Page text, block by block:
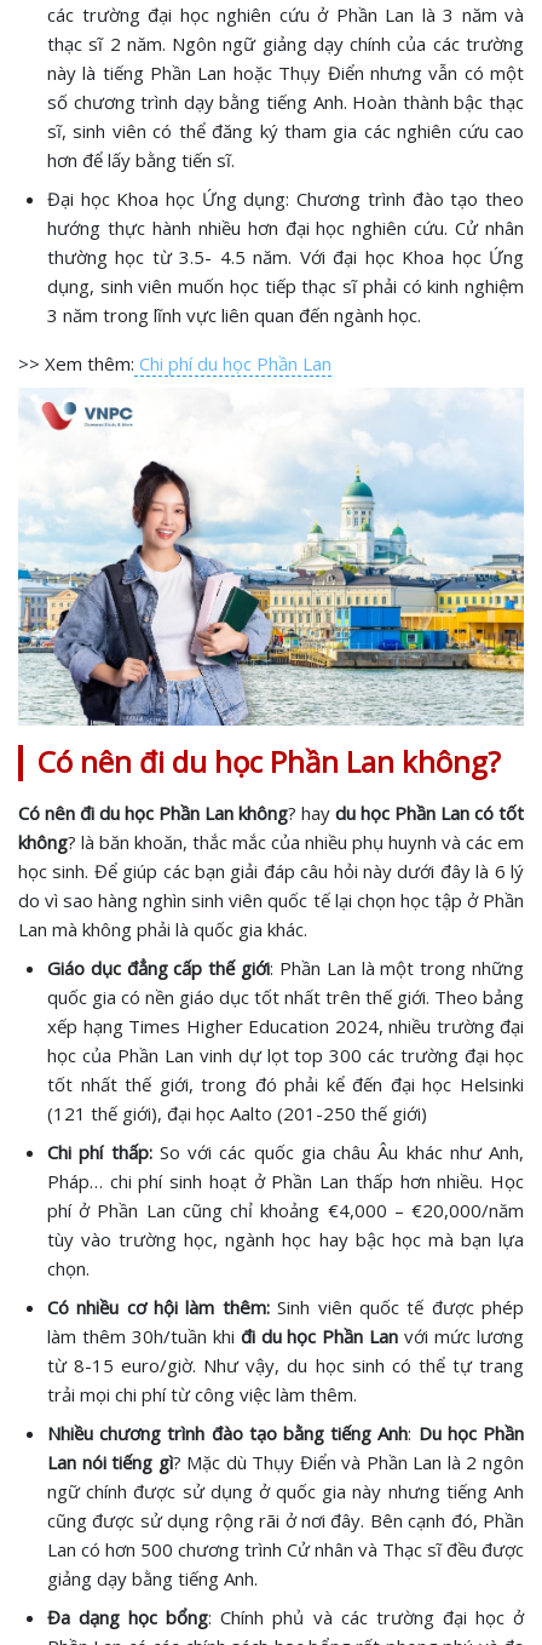
các trường đại học nghiên cứu ở Phần Lan là 3 năm và
thạc sĩ 2 năm. Ngôn ngữ giảng dạy chính của các trường
này là tiếng Phần Lan hoặc Thụy Điển nhưng vẫn có một
số chương trình dạy bằng tiếng Anh. Hoàn thành bậc thạc
sĩ, sinh viên có thể đăng ký tham gia các nghiên cứu cao
hơn để lấy bằng tiến sĩ.
Đại học Khoa học Ứng dụng: Chương trình đào tạo theo
hướng thực hành nhiều hơn đại học nghiên cứu. Cử nhân
thường học từ 3.5- 4.5 năm. Với đại học Khoa học Ứng
dụng, sinh viên muốn học tiếp thạc sĩ phải có kinh nghiệm
3 năm trong lĩnh vực liên quan đến ngành học.
>> Xem thêm: Chi phí du học Phần Lan
Có nên đi du học Phần Lan không?
Có nên đi du học Phần Lan không? hay du học Phần Lan có tốt
không? là băn khoăn, thắc mắc của nhiều phụ huynh và các em
học sinh. Để giúp các bạn giải đáp câu hỏi này dưới đây là 6 lý
do vì sao hàng nghìn sinh viên quốc tế lại chọn học tập ở Phần
Lan mà không phải là quốc gia khác.
Giáo dục đẳng cấp thế giới: Phần Lan là một trong những
quốc gia có nền giáo dục tốt nhất trên thế giới. Theo bảng
xếp hạng Times Higher Education 2024, nhiều trường đại
học của Phần Lan vinh dự lọt top 300 các trường đại học
tốt nhất thế giới, trong đó phải kể đến đại học Helsinki
(121 thế giới), đại học Aalto (201-250 thế giới)
Chi phí thấp: So với các quốc gia châu Âu khác như Anh,
Pháp… chi phí sinh hoạt ở Phần Lan thấp hơn nhiều. Học
phí ở Phần Lan cũng chỉ khoảng €4,000 – €20,000/năm
tùy vào trường học, ngành học hay bậc học mà bạn lựa
chọn.
Có nhiều cơ hội làm thêm:Sinh viên quốc tế được phép
làm thêm 30h/tuần khi đi du học Phần Lan với mức lương
từ 8-15 euro/giờ. Như vậy, du học sinh có thể tự trang
trải mọi chi phí từ công việc làm thêm.
Nhiều chương trình đào tạo bằng tiếng Anh: Du học Phần
Lan nói tiếng gì? Mặc dù Thụy Điển và Phần Lan là 2 ngôn
ngữ chính được sử dụng ở quốc gia này nhưng tiếng Anh
cũng được sử dụng rộng rãi ở nơi đây. Bên cạnh đó, Phần
Lan có hơn 500 chương trình Cử nhân và Thạc sĩ đều được
giảng dạy bằng tiếng Anh.
Đa dạng học bổng: Chính phủ và các trường đại học ở